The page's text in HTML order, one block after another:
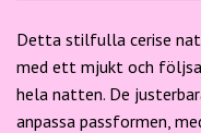
Detta stilfulla cerise
med ett mjukt och
hela natten. De
anpassa passformen,